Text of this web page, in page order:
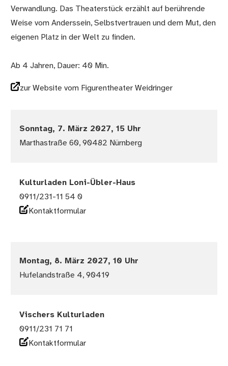
Verwandlung. Das Theaterstück erzählt auf berührende
Weise vom Anderssein, Selbstvertrauen und dem Mut, den
eigenen Platz in der Welt zu finden.
Ab 4 Jahren, Dauer: 40 Min.
zur Website vom Figurentheater Weidringer
Sonntag, 7. März 2027, 15 Uhr
Marthastraße 60, 90482 Nürnberg
Kulturladen Loni-Übler-Haus
0911/231-11 54 0
Kontaktformular
Montag, 8. März 2027, 10 Uhr
Hufelandstraße 4, 90419
Vischers Kulturladen
0911/231 71 71
Kontaktformular